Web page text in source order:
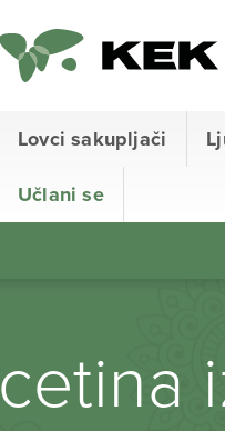
Lovci sakupljači
Učlani se
cetina